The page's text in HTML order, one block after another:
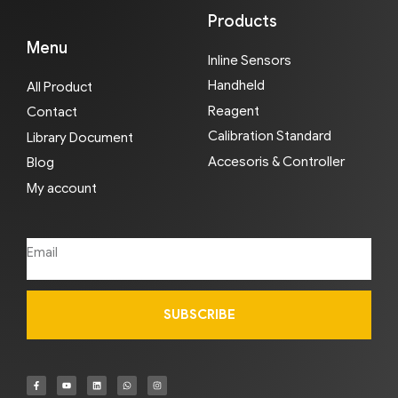
Menu
All Product
Contact
Library Document
Blog
My account
Products
Inline Sensors
Handheld
Reagent
Calibration Standard
Accesoris & Controller
SUBSCRIBE